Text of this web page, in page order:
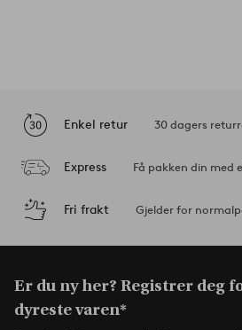
Enkel retur 30 dagers
Express Få pakken din med
Fri frakt Gjelder for
Er du ny her? Registrer deg
dyreste varen*